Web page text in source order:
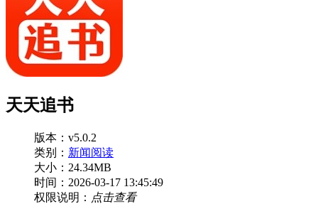
天天追书
版本：v5.0.2
类别： 新闻阅读
大小：24.34MB
时间：2026-03-17 13:45:49
权限说明： 点击查看